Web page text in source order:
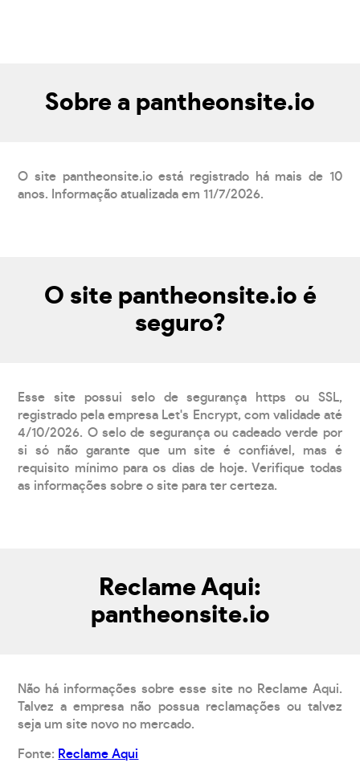
Sobre a pantheonsite.io
O site pantheonsite.io está registrado há mais de 10
anos. Informação atualizada em 11/7/2026.
O site pantheonsite.io é
seguro?
Esse site possui selo de segurança https ou SSL,
registrado pela empresa Let's Encrypt, com validade até
4/10/2026. O selo de segurança ou cadeado verde por
si só não garante que um site é confiável, mas é
requisito mínimo para os dias de hoje. Verifique todas
as informações sobre o site para ter certeza.
Reclame Aqui:
pantheonsite.io
Não há informações sobre esse site no Reclame Aqui.
Talvez a empresa não possua reclamações ou talvez
seja um site novo no mercado.
Fonte: Reclame Aqui